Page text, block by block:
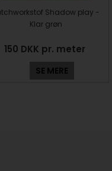
Shadow play -
Klar grøn
150 DKK pr. meter
SE MERE